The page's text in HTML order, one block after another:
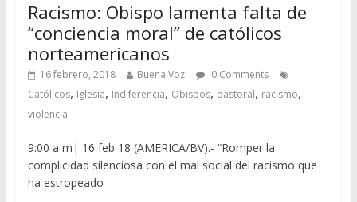
Racismo: Obispo lamenta falta de
“conciencia moral” de católicos
norteamericanos
16 febrero, 2018 Buena Voz
0 Comments
Católicos, Iglesia, Indiferencia, Obispos, pastoral, racismo,
violencia
9:00 a m| 16 feb 18 (AMERICA/BV).- “Romper la
complicidad silenciosa con el mal social del racismo que
ha estropeado